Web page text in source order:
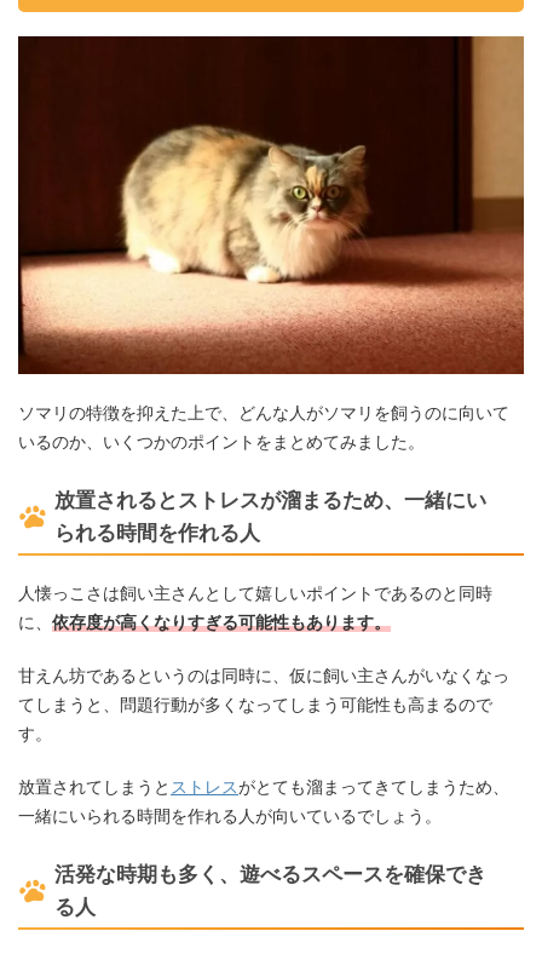
ソマリの特徴を抑えた上で、どんな人がソマリを飼うのに向いて
いるのか、いくつかのポイントをまとめてみました。
放置されるとストレスが溜まるため、一緒にい
られる時間を作れる人
人懐っこさは飼い主さんとして嬉しいポイントであるのと同時
に、 依存度が高くなりすぎる可能性もあります。
甘えん坊であるというのは同時に、仮に飼い主さんがいなくなっ
てしまうと、問題行動が多くなってしまう可能性も高まるので
す。
放置されてしまうと ストレスがとても溜まってきてしまうため、
一緒にいられる時間を作れる人が向いているでしょう。
活発な時期も多く、遊べるスペースを確保でき
る人